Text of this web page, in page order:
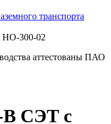
транспорта
НО-300-02
аттестованы ПАО
В СЭТ с